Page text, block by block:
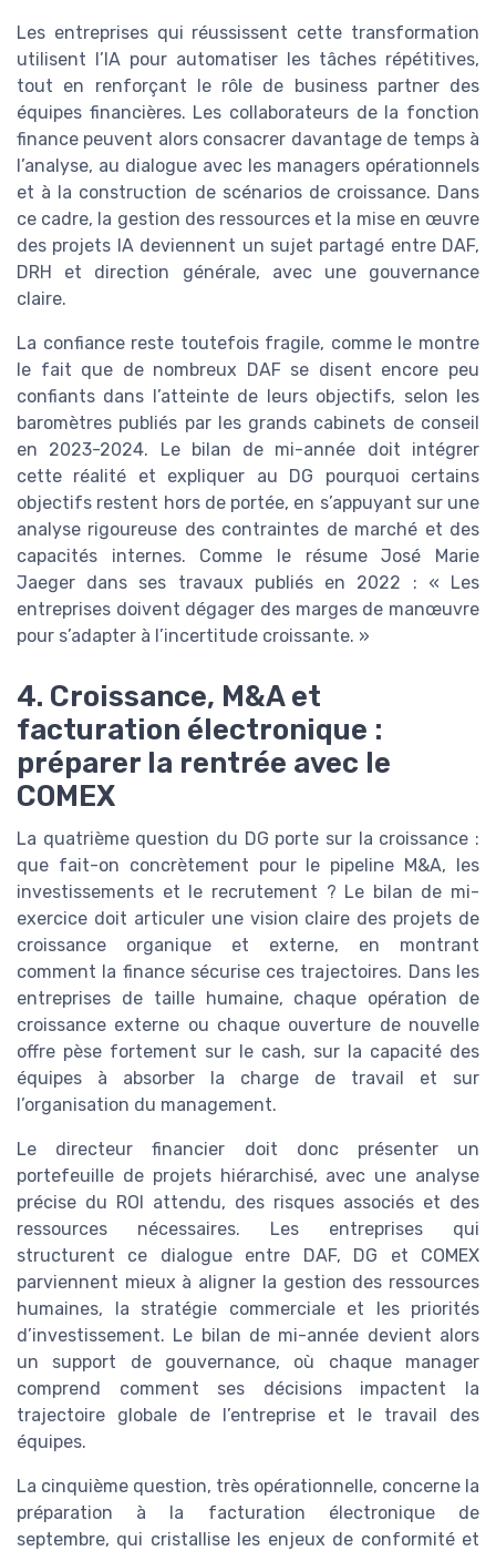
Les entreprises qui réussissent cette transformation
utilisent l’IA pour automatiser les tâches répétitives,
tout en renforçant le rôle de business partner des
équipes financières. Les collaborateurs de la fonction
finance peuvent alors consacrer davantage de temps à
l’analyse, au dialogue avec les managers opérationnels
et à la construction de scénarios de croissance. Dans
ce cadre, la gestion des ressources et la mise en œuvre
des projets IA deviennent un sujet partagé entre DAF,
DRH et direction générale, avec une gouvernance
claire.
La confiance reste toutefois fragile, comme le montre
le fait que de nombreux DAF se disent encore peu
confiants dans l’atteinte de leurs objectifs, selon les
baromètres publiés par les grands cabinets de conseil
en 2023-2024. Le bilan de mi-année doit intégrer
cette réalité et expliquer au DG pourquoi certains
objectifs restent hors de portée, en s’appuyant sur une
analyse rigoureuse des contraintes de marché et des
capacités internes. Comme le résume José Marie
Jaeger dans ses travaux publiés en 2022 : « Les
entreprises doivent dégager des marges de manœuvre
pour s’adapter à l’incertitude croissante. »
4. Croissance, M&A et
facturation électronique :
préparer la rentrée avec le
COMEX
La quatrième question du DG porte sur la croissance :
que fait-on concrètement pour le pipeline M&A, les
investissements et le recrutement ? Le bilan de mi-
exercice doit articuler une vision claire des projets de
croissance organique et externe, en montrant
comment la finance sécurise ces trajectoires. Dans les
entreprises de taille humaine, chaque opération de
croissance externe ou chaque ouverture de nouvelle
offre pèse fortement sur le cash, sur la capacité des
équipes à absorber la charge de travail et sur
l’organisation du management.
Le directeur financier doit donc présenter un
portefeuille de projets hiérarchisé, avec une analyse
précise du ROI attendu, des risques associés et des
ressources nécessaires. Les entreprises qui
structurent ce dialogue entre DAF, DG et COMEX
parviennent mieux à aligner la gestion des ressources
humaines, la stratégie commerciale et les priorités
d’investissement. Le bilan de mi-année devient alors
un support de gouvernance, où chaque manager
comprend comment ses décisions impactent la
trajectoire globale de l’entreprise et le travail des
équipes.
La cinquième question, très opérationnelle, concerne la
préparation à la facturation électronique de
septembre, qui cristallise les enjeux de conformité et